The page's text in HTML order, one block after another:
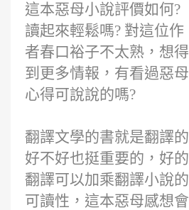
前
這本惡母小說評價如何?
讀起來輕鬆嗎? 對這位作
者春口裕子不太熟，想得
到更多情報，有看過惡母
心得可說說的嗎?
翻譯文學的書就是翻譯的
好不好也挺重要的，好的
翻譯可以加乘翻譯小說的
可讀性，這本惡母感想會